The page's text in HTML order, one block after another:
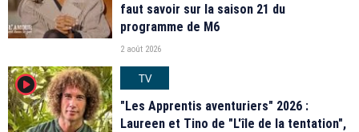
faut savoir sur la saison 21 du
programme de M6
2 août 2026
player2
TV
"Les Apprentis aventuriers" 2026 :
Laureen et Tino de "L'île de la tentation",